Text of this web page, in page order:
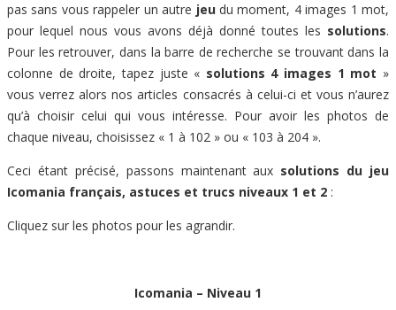
pas sans vous rappeler un autre jeudu moment, 4 images 1 mot,
pour lequel nous vous avons déjà donné toutes les solutions.
Pour les retrouver, dans la barre de recherche se trouvant dans la
colonne de droite, tapez juste « solutions 4 images 1 mot »
vous verrez alors nos articles consacrés à celui-ci et vous n’aurez
qu’à choisir celui qui vous intéresse. Pour avoir les photos de
chaque niveau, choisissez « 1 à 102 » ou « 103 à 204 ».
Ceci étant précisé, passons maintenant aux solutions du jeu
Icomania français, astuces et trucs niveaux 1 et 2 :
Cliquez sur les photos pour les agrandir.
Icomania – Niveau 1